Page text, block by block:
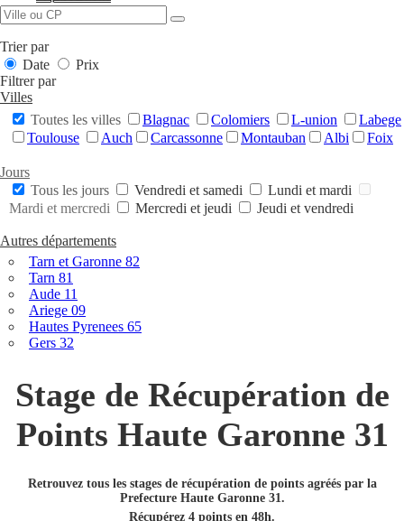
Trier par
Date
Prix
Filtrer par
Villes
Toutes les villes
Blagnac Colomiers L-union
Labege
Toulouse
Auch Carcassonne Montauban Albi Foix
Jours
Tous les jours
Vendredi et samedi
Lundi et mardi
Mardi et mercredi
Mercredi et jeudi Jeudi et vendredi
Autres départements
Tarn et Garonne 82
Tarn 81
Aude 11
Ariege 09
Hautes Pyrenees 65
Gers 32
Stage de Récupération de
Points Haute Garonne 31
Retrouvez tous les stages de récupération de points agréés par la
Prefecture Haute Garonne 31.
Récupérez 4 points en 48h.